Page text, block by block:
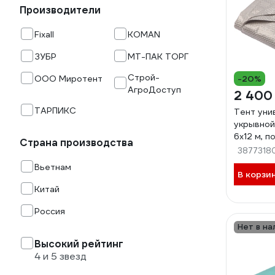
Производители
Fixall
KOMAN
ЗУБР
МТ-ПАК ТОРГ
ООО Миротент
Строй-
АгроДоступ
ТАРПИКС
Страна производства
Вьетнам
Китай
Россия
Высокий рейтинг
4 и 5 звезд
-20%
2 400
Тент
6х12 м,
м2, с
ЦБ-
В
Нет в